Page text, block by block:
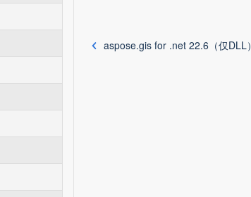
aspose.gis for .net 22.6（仅DLL）